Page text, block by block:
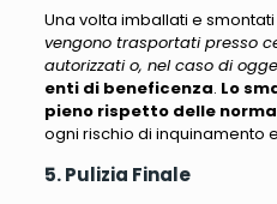
Una volta imballati e
vengono trasportati presso
autorizzati o, nel caso di
enti di beneficenza. Lo
pieno rispetto delle
ogni rischio di inquinamento
5. Pulizia Finale